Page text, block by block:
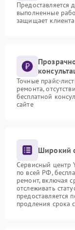
Предоставляется
выполненные
защищает
Точные прайс-
ремонта,
бесплатной
сайте
Широкий
Сервисный центр
по всей РФ,
ремонт, включая
отслеживать
предоставляется
продления срока